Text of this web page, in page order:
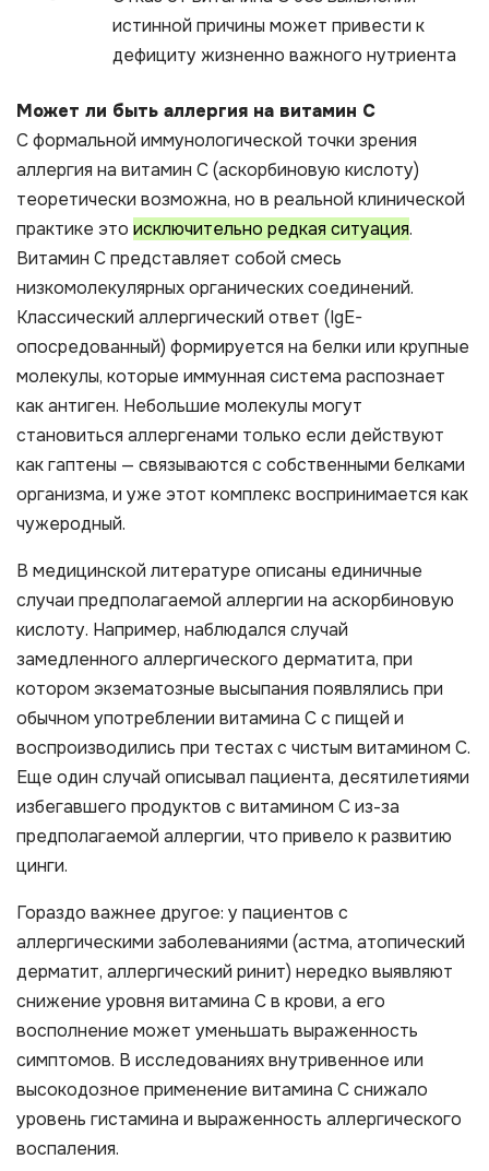
истинной причины может привести к
дефициту жизненно важного нутриента
Может ли быть аллергия на витамин С
С формальной иммунологической точки зрения
аллергия на витамин С (аскорбиновую кислоту)
теоретически возможна, но в реальной клинической
практике это исключительно редкая ситуация.
Витамин С представляет собой смесь
низкомолекулярных органических соединений.
Классический аллергический ответ (IgE-
опосредованный) формируется на белки или крупные
молекулы, которые иммунная система распознает
как антиген. Небольшие молекулы могут
становиться аллергенами только если действуют
как гаптены — связываются с собственными белками
организма, и уже этот комплекс воспринимается как
чужеродный.
В медицинской литературе описаны единичные
случаи предполагаемой аллергии на аскорбиновую
кислоту. Например, наблюдался случай
замедленного аллергического дерматита, при
котором экзематозные высыпания появлялись при
обычном употреблении витамина С с пищей и
воспроизводились при тестах с чистым витамином С.
Еще один случай описывал пациента, десятилетиями
избегавшего продуктов с витамином С из-за
предполагаемой аллергии, что привело к развитию
цинги.
Гораздо важнее другое: у пациентов с
аллергическими заболеваниями (астма, атопический
дерматит, аллергический ринит) нередко выявляют
снижение уровня витамина С в крови, а его
восполнение может уменьшать выраженность
симптомов. В исследованиях внутривенное или
высокодозное применение витамина С снижало
уровень гистамина и выраженность аллергического
воспаления.